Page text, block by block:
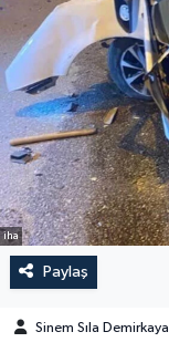
iha
Paylaş
Sinem Sıla Demirkaya